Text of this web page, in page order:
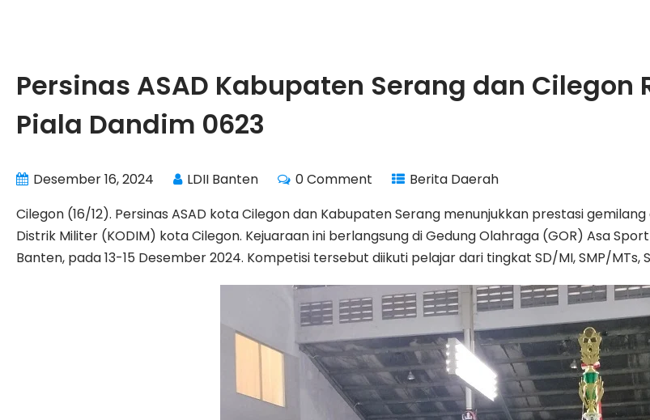
Persinas ASAD Kabupaten Serang dan Cilegon
Piala Dandim 0623
Desember 16, 2024 LDII Banten 0 Comment
Berita Daerah
Cilegon (16/12). Persinas ASAD kota Cilegon dan Kabupaten Serang menunjukkan prestasi
Distrik Militer (KODIM) kota Cilegon. Kejuaraan ini berlangsung di Gedung Olahraga (GOR) Asa
Banten, pada 13-15 Desember 2024. Kompetisi tersebut diikuti pelajar dari tingkat SD/MI, SMP/